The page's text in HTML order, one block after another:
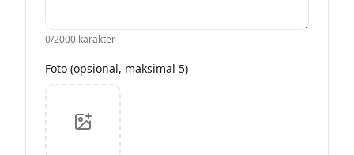
0/2000 karakter
Foto (opsional, maksimal 5)